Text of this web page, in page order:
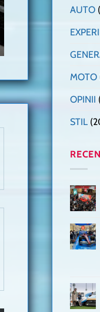
AUTO
MOTO
OPINII
STIL